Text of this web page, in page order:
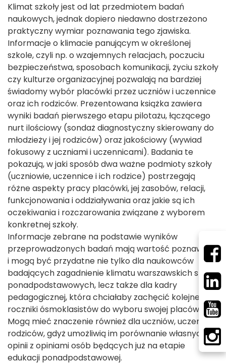
Klimat szkoły jest od lat przedmiotem badań
naukowych, jednak dopiero niedawno dostrzeżono
praktyczny wymiar poznawania tego zjawiska.
Informacje o klimacie panującym w określonej
szkole, czyli np. o wzajemnych relacjach, poczuciu
bezpieczeństwa, sposobach komunikacji, życiu szkoły
czy kulturze organizacyjnej pozwalają na bardziej
świadomy wybór placówki przez uczniów i uczennice
oraz ich rodziców. Prezentowana książka zawiera
wyniki badań pierwszego etapu pilotażu, łączącego
nurt ilościowy (sondaż diagnostyczny skierowany do
młodzieży i jej rodziców) oraz jakościowy (wywiad
fokusowy z uczniami i uczennicami). Badania te
pokazują, w jaki sposób dwa ważne podmioty szkoły
(uczniowie, uczennice i ich rodzice) postrzegają
różne aspekty pracy placówki, jej zasobów, relacji,
funkcjonowania i oddziaływania oraz jakie są ich
oczekiwania i rozczarowania związane z wyborem
konkretnej szkoły.
Informacje zebrane na podstawie wyników
przeprowadzonych badań mają wartość poznawczą
i mogą być przydatne nie tylko dla naukowców
badających zagadnienie klimatu warszawskich szkół
ponadpodstawowych, lecz także dla kadry
pedagogicznej, która chciałaby zachęcić kolejne
roczniki ósmoklasistów do wyboru swojej placówki.
Mogą mieć znaczenie również dla uczniów, uczennic i
rodziców, gdyż umożliwią im porównanie własnych
opinii z opiniami osób będących już na etapie
edukacji ponadpodstawowej.